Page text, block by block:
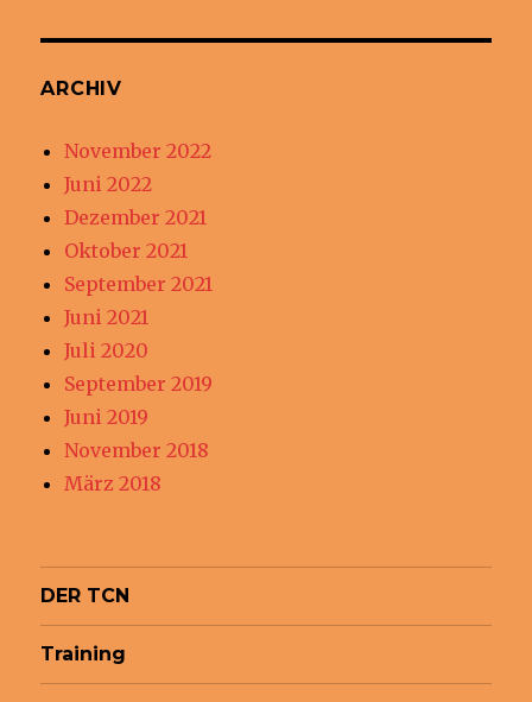
ARCHIV
November 2022
Juni 2022
Dezember 2021
Oktober 2021
September 2021
Juni 2021
Juli 2020
September 2019
Juni 2019
November 2018
März 2018
DER TCN
Training